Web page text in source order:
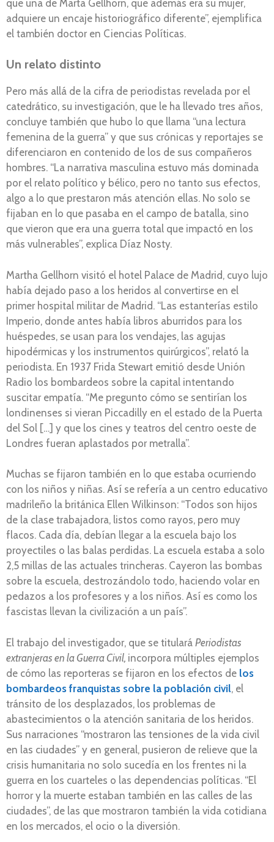
que una de Marta Gellhorn, que además era su mujer,
adquiere un encaje historiográfico diferente”, ejemplifica
el también doctor en Ciencias Políticas.
Un relato distinto
Pero más allá de la cifra de periodistas revelada por el
catedrático, su investigación, que le ha llevado tres años,
concluye también que hubo lo que llama “una lectura
femenina de la guerra” y que sus crónicas y reportajes se
diferenciaron en contenido de los de sus compañeros
hombres. “La narrativa masculina estuvo más dominada
por el relato político y bélico, pero no tanto sus efectos,
algo a lo que prestaron más atención ellas. No solo se
fijaban en lo que pasaba en el campo de batalla, sino
que vieron que era una guerra total que impactó en los
más vulnerables”, explica Díaz Nosty.
Martha Gellhorn visitó el hotel Palace de Madrid, cuyo lujo
había dejado paso a los heridos al convertirse en el
primer hospital militar de Madrid. “Las estanterías estilo
Imperio, donde antes había libros aburridos para los
huéspedes, se usan para los vendajes, las agujas
hipodérmicas y los instrumentos quirúrgicos”, relató la
periodista. En 1937 Frida Stewart emitió desde Unión
Radio los bombardeos sobre la capital intentando
suscitar empatía. “Me pregunto cómo se sentirían los
londinenses si vieran Piccadilly en el estado de la Puerta
del Sol […] y que los cines y teatros del centro oeste de
Londres fueran aplastados por metralla”.
Muchas se fijaron también en lo que estaba ocurriendo
con los niños y niñas. Así se refería a un centro educativo
madrileño la británica Ellen Wilkinson: “Todos son hijos
de la clase trabajadora, listos como rayos, pero muy
flacos. Cada día, debían llegar a la escuela bajo los
proyectiles o las balas perdidas. La escuela estaba a solo
2,5 millas de las actuales trincheras. Cayeron las bombas
sobre la escuela, destrozándolo todo, haciendo volar en
pedazos a los profesores y a los niños. Así es como los
fascistas llevan la civilización a un país”.
El trabajo del investigador, que se titulará Periodistas
extranjeras en la Guerra Civil, incorpora múltiples ejemplos
de cómo las reporteras se fijaron en los efectos de los
bombardeos franquistas sobre la población civil, el
tránsito de los desplazados, los problemas de
abastecimientos o la atención sanitaria de los heridos.
Sus narraciones “mostraron las tensiones de la vida civil
en las ciudades” y en general, pusieron de relieve que la
crisis humanitaria no solo sucedía en los frentes ni la
guerra en los cuarteles o las dependencias políticas. “El
horror y la muerte estaban también en las calles de las
ciudades”, de las que mostraron también la vida cotidiana
en los mercados, el ocio o la diversión.